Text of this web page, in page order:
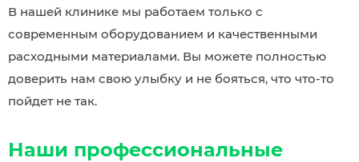
В нашей клинике мы работаем только с
современным оборудованием и качественными
расходными материалами. Вы можете полностью
доверить нам свою улыбку и не бояться, что что-то
пойдет не так.
Наши профессиональные